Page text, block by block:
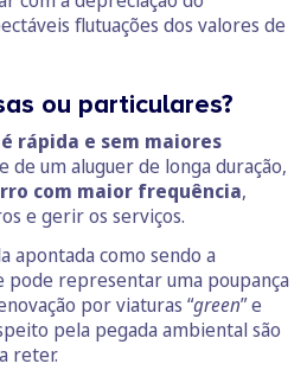
flutuações dos valores de
ou particulares?
rápida e sem maiores
de um aluguer de longa duração,
com maior frequência,
e gerir os serviços.
apontada como sendo a
pode representar uma poupança
por viaturas “green” e
pela pegada ambiental são
reter.